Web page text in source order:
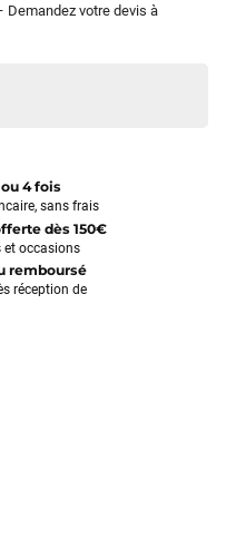
Demandez votre devis à
4 fois
sans frais
dès 150€
et occasions
remboursé
réception de